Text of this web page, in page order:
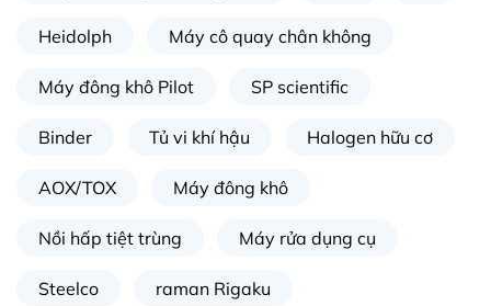
Heidolph Máy cô quay chân không
Máy đông khô Pilot SP scientific
Binder Tủ vi khí hậu Halogen hữu cơ
AOX/TOX Máy đông khô
Nồi hấp tiệt trùng Máy rửa dụng cụ
Steelco raman Rigaku